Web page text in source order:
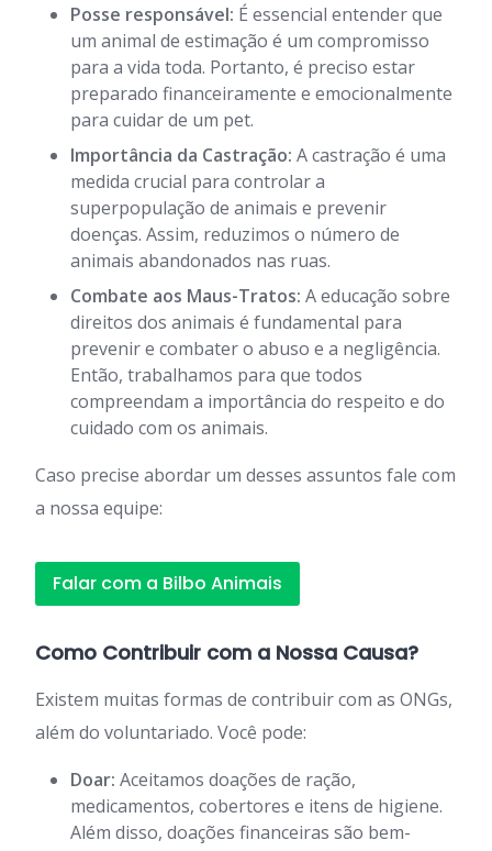
Posse responsável: É essencial entender que
um animal de estimação é um compromisso
para a vida toda. Portanto, é preciso estar
preparado financeiramente e emocionalmente
para cuidar de um pet.
Importância da Castração: A castração é uma
medida crucial para controlar a
superpopulação de animais e prevenir
doenças. Assim, reduzimos o número de
animais abandonados nas ruas.
Combate aos Maus-Tratos: A educação sobre
direitos dos animais é fundamental para
prevenir e combater o abuso e a negligência.
Então, trabalhamos para que todos
compreendam a importância do respeito e do
cuidado com os animais.
Caso precise abordar um desses assuntos fale com
a nossa equipe:
Falar com a Bilbo Animais
Como Contribuir com a Nossa Causa?
Existem muitas formas de contribuir com as ONGs,
além do voluntariado. Você pode:
Doar: Aceitamos doações de ração,
medicamentos, cobertores e itens de higiene.
Além disso, doações financeiras são bem-